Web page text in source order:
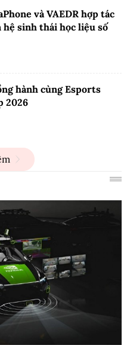
và VAEDR hợp tác
sinh thái học liệu số
hành cùng Esports
2026